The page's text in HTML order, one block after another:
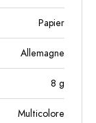
Papier
Allemagne
8 g
Multicolore